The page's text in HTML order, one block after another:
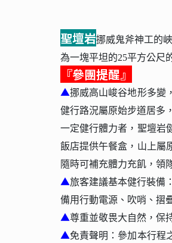
聖壇岩挪威鬼斧神工的
為一塊平坦的25平方公尺
『參團提醒』
▲挪威高山峻谷地形多變
健行路況屬原始步道居多
一定健行體力者，聖壇岩
飯店提供午餐盒，山上屬
隨時可補充體力充飢，領
▲旅客建議基本健行裝備
備用行動電源、吹哨、摺
▲尊重並敬畏大自然，保
▲免責聲明：參加本行程